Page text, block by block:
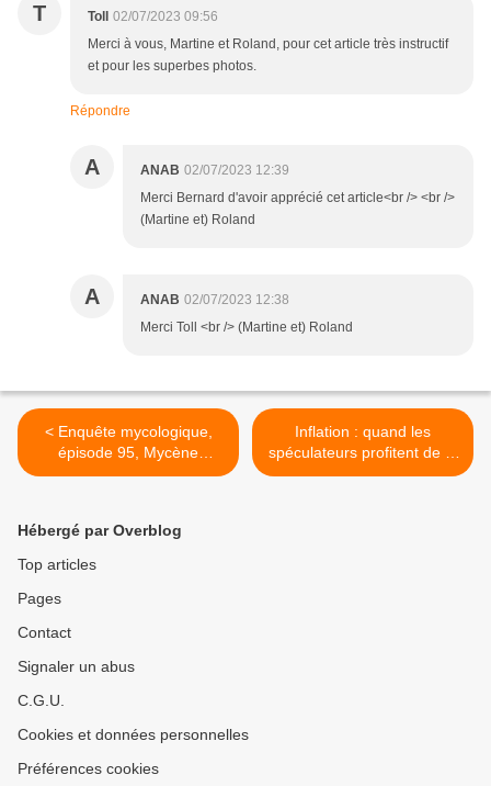
T Toll
02/07/2023 09:56
Merci à vous, Martine et Roland, pour cet article très instructif
et pour les superbes photos.
Répondre
A ANAB 02/07/2023 12:39
Merci Bernard d'avoir apprécié cet article<br /> <br />
(Martine et) Roland
A ANAB 02/07/2023 12:38
Merci Toll <br /> (Martine et) Roland
< Enquête mycologique,
épisode 95, Mycène
sanguinolente, Mycena
Inflation : quand les
spéculateurs profitent de la
crise alimentaire >
Hébergé par Overblog
Top articles
Pages
Contact
Signaler un abus
C.G.U.
Cookies et données personnelles
Préférences cookies